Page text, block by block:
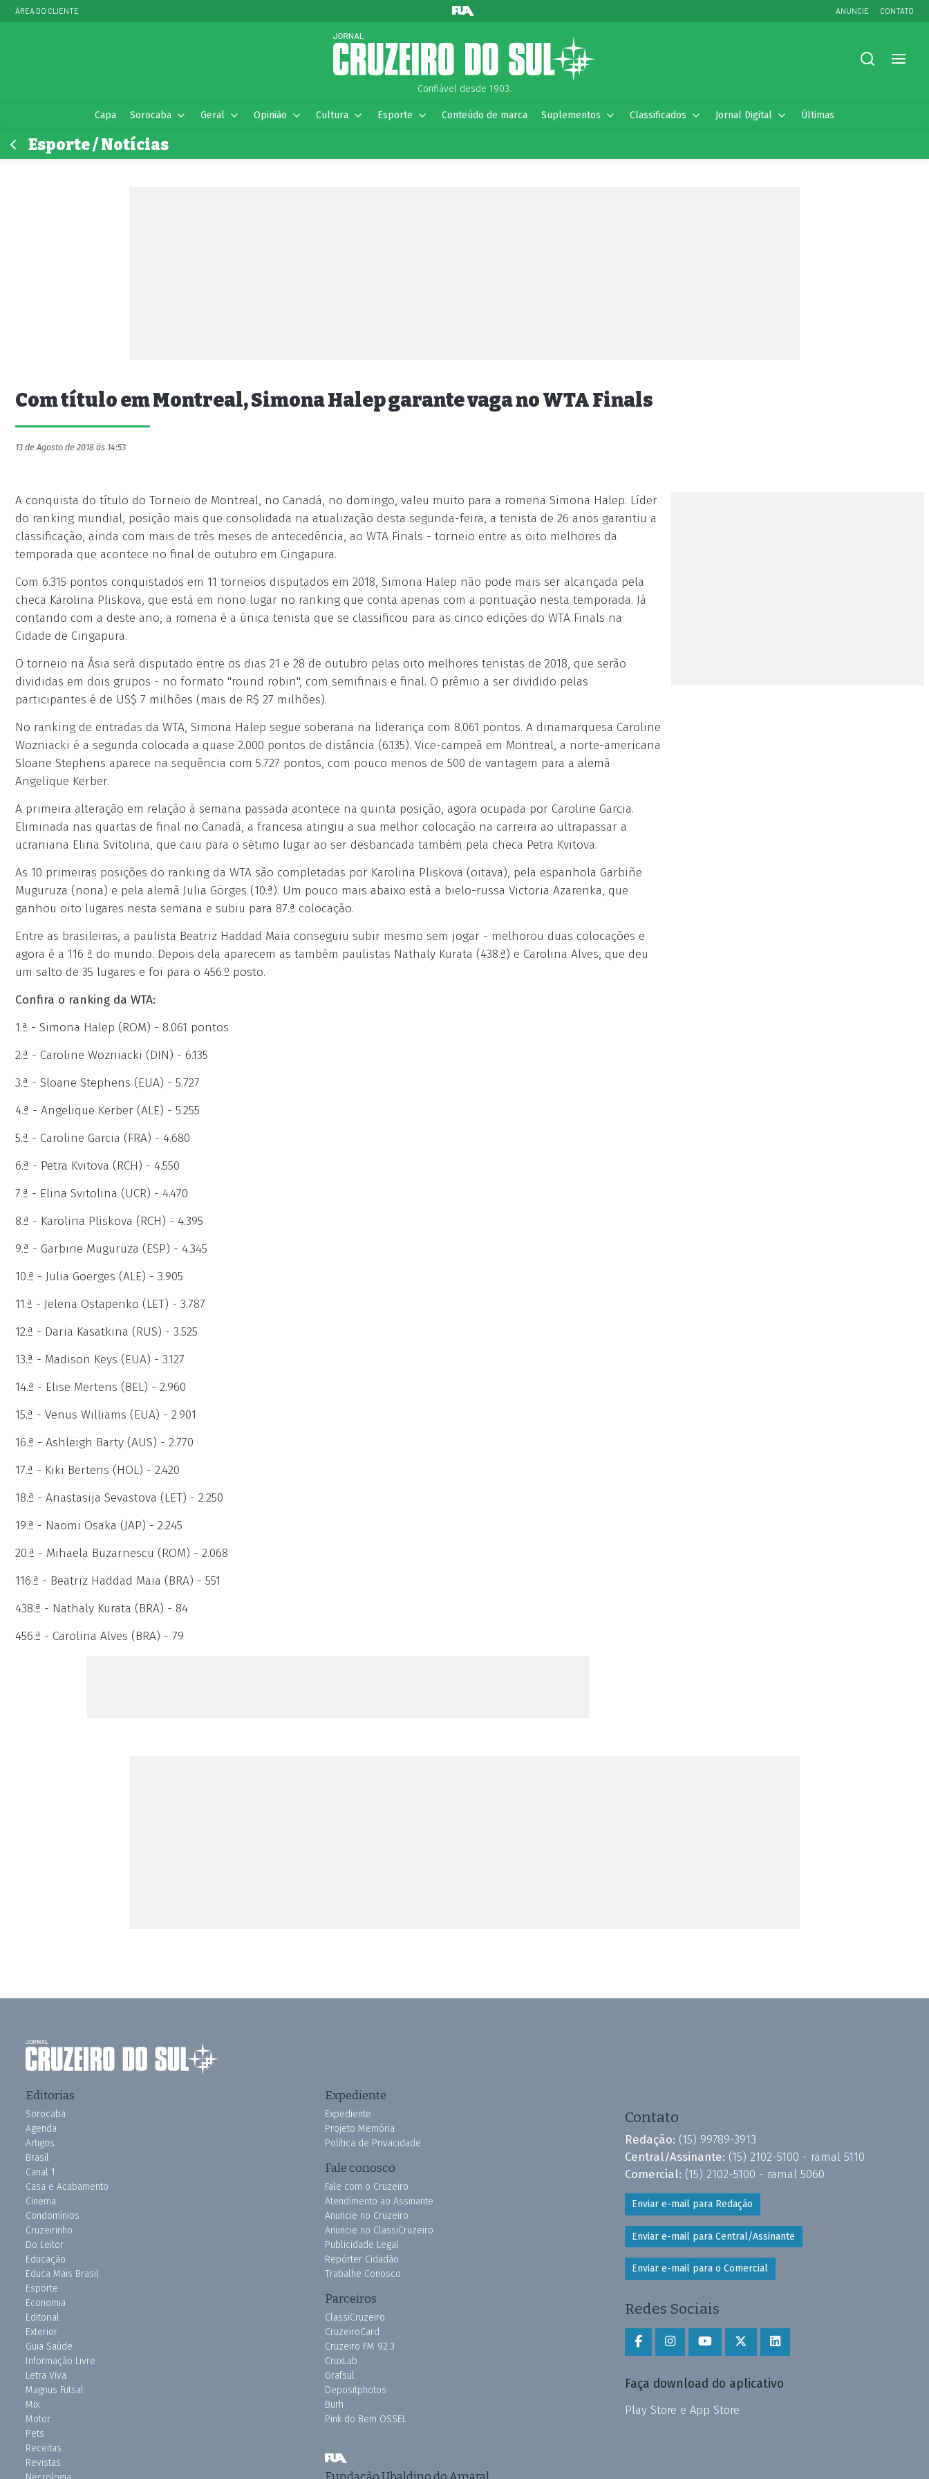
ÁREA DO CLIENTE ANUNCIE CONTATO
Confiável desde 1903.
Capa Sorocaba Geral Opinião Cultura Esporte Conteúdo de marca Suplementos Classificados Jornal Digital Últimas
Esporte / Notícias
Com título em Montreal, Simona Halep garante vaga no WTA Finals
13 de Agosto de 2018 às 14:53
A conquista do título do Torneio de Montreal, no Canadá, no domingo, valeu muito para a romena Simona Halep. Líder
do ranking mundial, posição mais que consolidada na atualização desta segunda-feira, a tenista de 26 anos garantiu a
classificação, ainda com mais de três meses de antecedência, ao WTA Finals - torneio entre as oito melhores da
temporada que acontece no final de outubro em Cingapura.
Com 6.315 pontos conquistados em 11 torneios disputados em 2018, Simona Halep não pode mais ser alcançada pela
checa Karolina Pliskova, que está em nono lugar no ranking que conta apenas com a pontuação nesta temporada. Já
contando com a deste ano, a romena é a única tenista que se classificou para as cinco edições do WTA Finals na
Cidade de Cingapura.
O torneio na Ásia será disputado entre os dias 21 e 28 de outubro pelas oito melhores tenistas de 2018, que serão
divididas em dois grupos - no formato "round robin", com semifinais e final. O prêmio a ser dividido pelas
participantes é de US$ 7 milhões (mais de R$ 27 milhões).
No ranking de entradas da WTA, Simona Halep segue soberana na liderança com 8.061 pontos. A dinamarquesa Caroline
Wozniacki é a segunda colocada a quase 2.000 pontos de distância (6.135). Vice-campeã em Montreal, a norte-americana
Sloane Stephens aparece na sequência com 5.727 pontos, com pouco menos de 500 de vantagem para a alemã
Angelique Kerber.
A primeira alteração em relação à semana passada acontece na quinta posição, agora ocupada por Caroline Garcia.
Eliminada nas quartas de final no Canadá, a francesa atingiu a sua melhor colocação na carreira ao ultrapassar a
ucraniana Elina Svitolina, que caiu para o sétimo lugar ao ser desbancada também pela checa Petra Kvitova.
As 10 primeiras posições do ranking da WTA são completadas por Karolina Pliskova (oitava), pela espanhola Garbiñe
Muguruza (nona) e pela alemã Julia Görges (10.ª). Um pouco mais abaixo está a bielo-russa Victoria Azarenka, que
ganhou oito lugares nesta semana e subiu para 87.ª colocação.
Entre as brasileiras, a paulista Beatriz Haddad Maia conseguiu subir mesmo sem jogar - melhorou duas colocações e
agora é a 116 ª do mundo. Depois dela aparecem as também paulistas Nathaly Kurata (438.ª) e Carolina Alves, que deu
um salto de 35 lugares e foi para o 456.º posto.
Confira o ranking da WTA:
1.ª - Simona Halep (ROM) - 8.061 pontos
2.ª - Caroline Wozniacki (DIN) - 6.135
3.ª - Sloane Stephens (EUA) - 5.727
4.ª - Angelique Kerber (ALE) - 5.255
5.ª - Caroline Garcia (FRA) - 4.680
6.ª - Petra Kvitova (RCH) - 4.550
7.ª - Elina Svitolina (UCR) - 4.470
8.ª - Karolina Pliskova (RCH) - 4.395
9.ª - Garbine Muguruza (ESP) - 4.345
10.ª - Julia Goerges (ALE) - 3.905
11.ª - Jelena Ostapenko (LET) - 3.787
12.ª - Daria Kasatkina (RUS) - 3.525
13.ª - Madison Keys (EUA) - 3.127
14.ª - Elise Mertens (BEL) - 2.960
15.ª - Venus Williams (EUA) - 2.901
16.ª - Ashleigh Barty (AUS) - 2.770
17.ª - Kiki Bertens (HOL) - 2.420
18.ª - Anastasija Sevastova (LET) - 2.250
19.ª - Naomi Osaka (JAP) - 2.245
20.ª - Mihaela Buzarnescu (ROM) - 2.068
116.ª - Beatriz Haddad Maia (BRA) - 551
438.ª - Nathaly Kurata (BRA) - 84
456.ª - Carolina Alves (BRA) - 79
Editorias
Sorocaba
Agenda
Artigos
Brasil
Canal 1
Casa e Acabamento
Cinema
Condomínios
Cruzeirinho
Do Leitor
Educação
Educa Mais Brasil
Esporte
Economia
Editorial
Exterior
Guia Saúde
Informação Livre
Letra Viva
Magnus Futsal
Mix
Motor
Pets
Receitas
Revistas
Expediente
Expediente
Projeto Memória
Política de Privacidade
Fale conosco
Fale com o Cruzeiro
Atendimento ao Assinante
Anuncie no Cruzeiro
Anuncie no ClassiCruzeiro
Publicidade Legal
Repórter Cidadão
Trabalhe Conosco
Parceiros
ClassiCruzeiro
CruzeiroCard
Cruzeiro FM 92.3
CruxLab
Grafsul
Depositphotos
Burh
Pink do Bem OSSEL
Fundação Ubaldino do Amaral
Contato
Redação: (15) 99789-3913
Central/Assinante: (15) 2102-5100 - ramal 5110
Comercial: (15) 2102-5100 - ramal 5060
Enviar e-mail para Redação
Enviar e-mail para Central/Assinante
Enviar e-mail para o Comercial
Redes Sociais
Faça download do aplicativo
Play Store e App Store